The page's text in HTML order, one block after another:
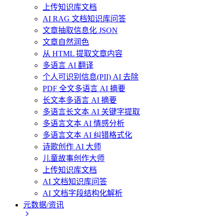
上传知识库文档
AI RAG 文档知识库问答
文章抽取信息化 JSON
文章自然润色
从 HTML 提取文章内容
多语言 AI 翻译
个人可识别信息(PII) AI 去除
PDF 全文多语言 AI 摘要
长文本多语言 AI 摘要
多语言长文本 AI 关键字提取
多语言文本 AI 情感分析
多语言文本 AI 纠错格式化
诗歌创作 AI 大师
儿童故事创作大师
上传知识库文档
AI 文档知识库问答
AI 文档字段结构化解析
元数据/资讯